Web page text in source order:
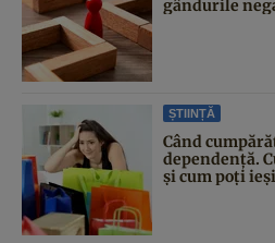
gândurile
ȘTIINȚĂ
Când
dependență.
și cum poți